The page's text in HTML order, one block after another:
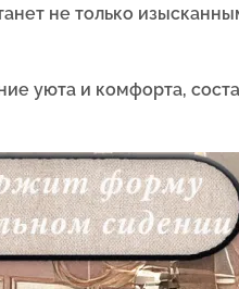
не только
уюта и комфорта,